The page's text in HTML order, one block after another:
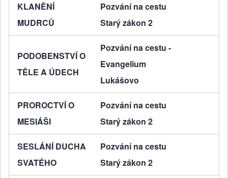
KLANĚNÍ
MUDRCŮ
Pozvání na cestu
Starý zákon 2
PODOBENSTVÍ O
TĚLE A ÚDECH
Pozvání na cestu -
Evangelium
Lukášovo
PROROCTVÍ O
MESIÁŠI
Pozvání na cestu
Starý zákon 2
SESLÁNÍ DUCHA
SVATÉHO
Pozvání na cestu
Starý zákon 2